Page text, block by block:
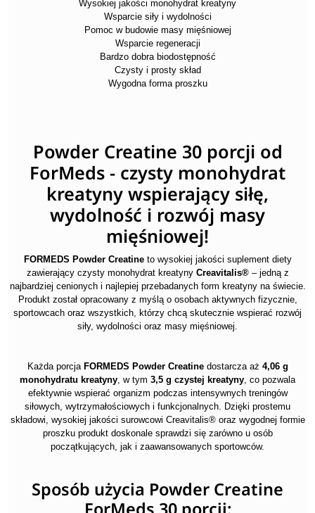
Wysokiej jakości monohydrat kreatyny
Wsparcie siły i wydolności
Pomoc w budowie masy mięśniowej
Wsparcie regeneracji
Bardzo dobra biodostępność
Czysty i prosty skład
Wygodna forma proszku
Powder Creatine 30 porcji od
ForMeds - czysty monohydrat
kreatyny wspierający siłę,
wydolność i rozwój masy
mięśniowej!
FORMEDS Powder Creatineto wysokiej jakości suplement diety
zawierający czysty monohydrat kreatyny Creavitalis®– jedną z
najbardziej cenionych i najlepiej przebadanych form kreatyny na świecie.
Produkt został opracowany z myślą o osobach aktywnych fizycznie,
sportowcach oraz wszystkich, którzy chcą skutecznie wspierać rozwój
siły, wydolności oraz masy mięśniowej.
Każda porcja FORMEDS Powder Creatinedostarcza aż 4,06 g
monohydratu kreatyny , w tym 3,5 g czystej kreatyny , co pozwala
efektywnie wspierać organizm podczas intensywnych treningów
siłowych, wytrzymałościowych i funkcjonalnych. Dzięki prostemu
składowi, wysokiej jakości surowcowi Creavitalis® oraz wygodnej formie
proszku produkt doskonale sprawdzi się zarówno u osób
początkujących, jak i zaawansowanych sportowców.
Sposób użycia Powder Creatine